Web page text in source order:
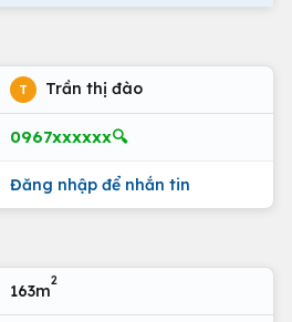
T Trần thị đào
0967xxxxxx🔍
Đăng nhập để nhắn tin
163m
2